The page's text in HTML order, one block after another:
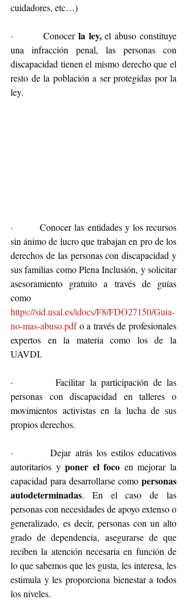
cuidadores, etc…)
·         Conocer la ley, el abuso constituye
una infracción penal, las personas con
discapacidad tienen el mismo derecho que el
resto de la población a ser protegidas por la
ley.
·         Conocer las entidades y los recursos
sin ánimo de lucro que trabajan en pro de los
derechos de las personas con discapacidad y
sus familias como Plena Inclusión, y solicitar
asesoramiento gratuito a través de guías
https://sid.usal.es/idocs/F8/FDO27150/Guia-
no-mas-abuso.pdf o a través de profesionales
expertos en la materia como los de la
UAVDI.
·         Facilitar la participación de las
personas con discapacidad en talleres o
movimientos activistas en la lucha de sus
propios derechos.
·         Dejar atrás los estilos educativos
autoritarios y poner el foco en mejorar la
capacidad para desarrollarse como personas
autodeterminadas. En el caso de las
personas con necesidades de apoyo extenso o
generalizado, es decir, personas con un alto
grado de dependencia, asegurarse de que
reciben la atención necesaria en función de
lo que sabemos que les gusta, les interesa, les
estimula y les proporciona bienestar a todos
los niveles.